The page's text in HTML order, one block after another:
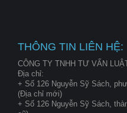
THÔNG TIN LIÊN HỆ:
CÔNG TY TNHH TƯ VẤN
Địa chỉ:
+ Số 126 Nguyễn Sỹ Sách,
(Địa chỉ mới)
+ Số 126 Nguyễn Sỹ Sách,